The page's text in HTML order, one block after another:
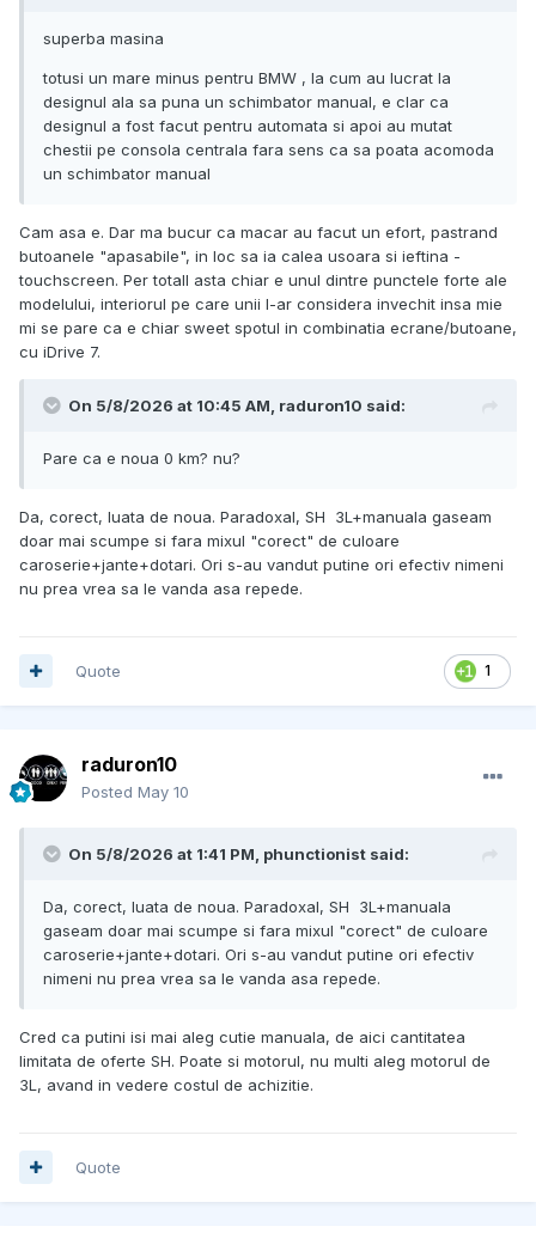
superba masina
totusi un mare minus pentru BMW , la cum au lucrat la
designul ala sa puna un schimbator manual, e clar ca
designul a fost facut pentru automata si apoi au mutat
chestii pe consola centrala fara sens ca sa poata acomoda
un schimbator manual
Cam asa e. Dar ma bucur ca macar au facut un efort, pastrand
butoanele "apasabile", in loc sa ia calea usoara si ieftina -
touchscreen. Per totall asta chiar e unul dintre punctele forte ale
modelului, interiorul pe care unii l-ar considera invechit insa mie
mi se pare ca e chiar sweet spotul in combinatia ecrane/butoane,
cu iDrive 7.
On 5/8/2026 at 10:45 AM, raduron10 said:
Pare ca e noua 0 km? nu?
Da, corect, luata de noua. Paradoxal, SH 3L+manuala gaseam
doar mai scumpe si fara mixul "corect" de culoare
caroserie+jante+dotari. Ori s-au vandut putine ori efectiv nimeni
nu prea vrea sa le vanda asa repede.
1
Quote
raduron10
Posted May 10
On 5/8/2026 at 1:41 PM, phunctionist said:
Da, corect, luata de noua. Paradoxal, SH 3L+manuala
gaseam doar mai scumpe si fara mixul "corect" de culoare
caroserie+jante+dotari. Ori s-au vandut putine ori efectiv
nimeni nu prea vrea sa le vanda asa repede.
Cred ca putini isi mai aleg cutie manuala, de aici cantitatea
limitata de oferte SH. Poate si motorul, nu multi aleg motorul de
3L, avand in vedere costul de achizitie.
Quote